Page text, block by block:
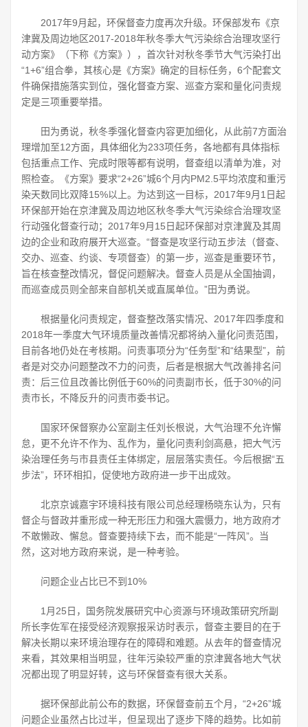
2017年9月起，环保督查力度再次升级。环保部发布《京
津冀及周边地区2017-2018年秋冬季大气污染综合治理攻坚行
动方案》（下称《方案》），首次针对秋冬季节大气污染打出
“1+6”组合拳，其核心是《方案》确定的目标任务，6个配套文
件确保措施落实到位，强化督查方案、巡查方案和量化问责规
定是三项重要举措。
田为勇说，秋冬季强化督查内容更加细化，从此前7方面治
理增加至12方面，具体细化为233项任务，各地都有具体指标
包括重点工作、完成时限等都有说明，督查组以清单为准，对
照检查。《方案》要求“2+26”城6个月内PM2.5平均浓度和重污
染天数同比双降15%以上。为达到这一目标，2017年9月1日起
环保部开始在京津冀及周边地区秋冬季大气污染综合治理攻坚
行动强化督查行动；2017年9月15日起环保部对京津冀及其周
边的企业和政府展开大巡查。“督查是攻坚行动五步法（督查、
交办、巡查、约谈、专项督查）的第一步，巡查是重要环节，
旨在核查整改情况，督促问题解决。督查人员是从全国抽调，
而巡查成员则全部来自部机关或直属单位。”田为勇说。
根据量化问责规定，督查整改落实情况、2017年四季度和
2018年一季度大气环境质量改善情况都将纳入量化问责范围，
目前各地仍处在考核期。问责事项分为“任务型”和“结果型”，前
者是对交办问题整改不力的问责，后者是根据大气改善排名问
责：后三位且改善比例低于60%的问责副市长，低于30%的问
责市长，不降反升的问责市委书记。
国家环保督察办公室副主任刘长根说，大气治理不允许懈
怠，更不允许不作为、乱作为，量化问责利剑高悬，把大气污
染治理任务与市县责任主体绑定，层层落实责任。今后根据“五
步法”，环环相扣，促使地方政府进一步干出成效。
北京京诚嘉宇环境科技有限公司总经理杨晓东认为，只有
督企与督政并重形成一种无形压力和强大震慑力，地方政府才
不敢懒政、懈怠。督查要持续下去，而不能是“一阵风”。当
然，这对地方政府来说，是一种考验。
问题企业占比已不到10%
1月25日，国务院发展研究中心资源与环境政策研究所副
所长李佐军在接受经济观察报采访时表示，督查主要目的在于
解决长期以来环境治理存在的障碍和难题。从去年的督查情况
来看，其效果相当明显，往年污染较严重的京津冀各地大气状
况都出现了明显好转，这与环保督查有很大关系。
据环保部此前公布的数据，环保督查前五个月，“2+26”城
问题企业虽然占比过半，但呈现出了逐步下降的趋势。比如前